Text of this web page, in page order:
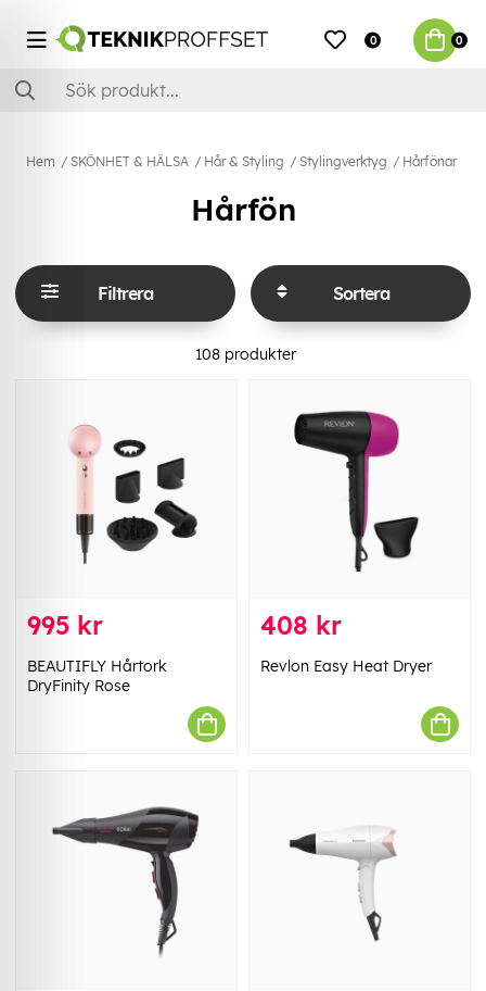
0 0
Hem SKÖNHET & HÄLSA Hår & Styling Stylingverktyg Hårfönar
Hårfön
Filtrera Sortera
108produkter
995 kr
BEAUTIFLY Hårtork
DryFinity Rose
408 kr
Revlon Easy Heat Dryer